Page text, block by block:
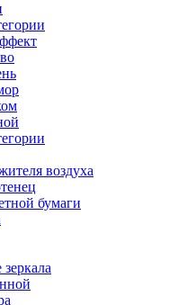
воздуха
бумаги